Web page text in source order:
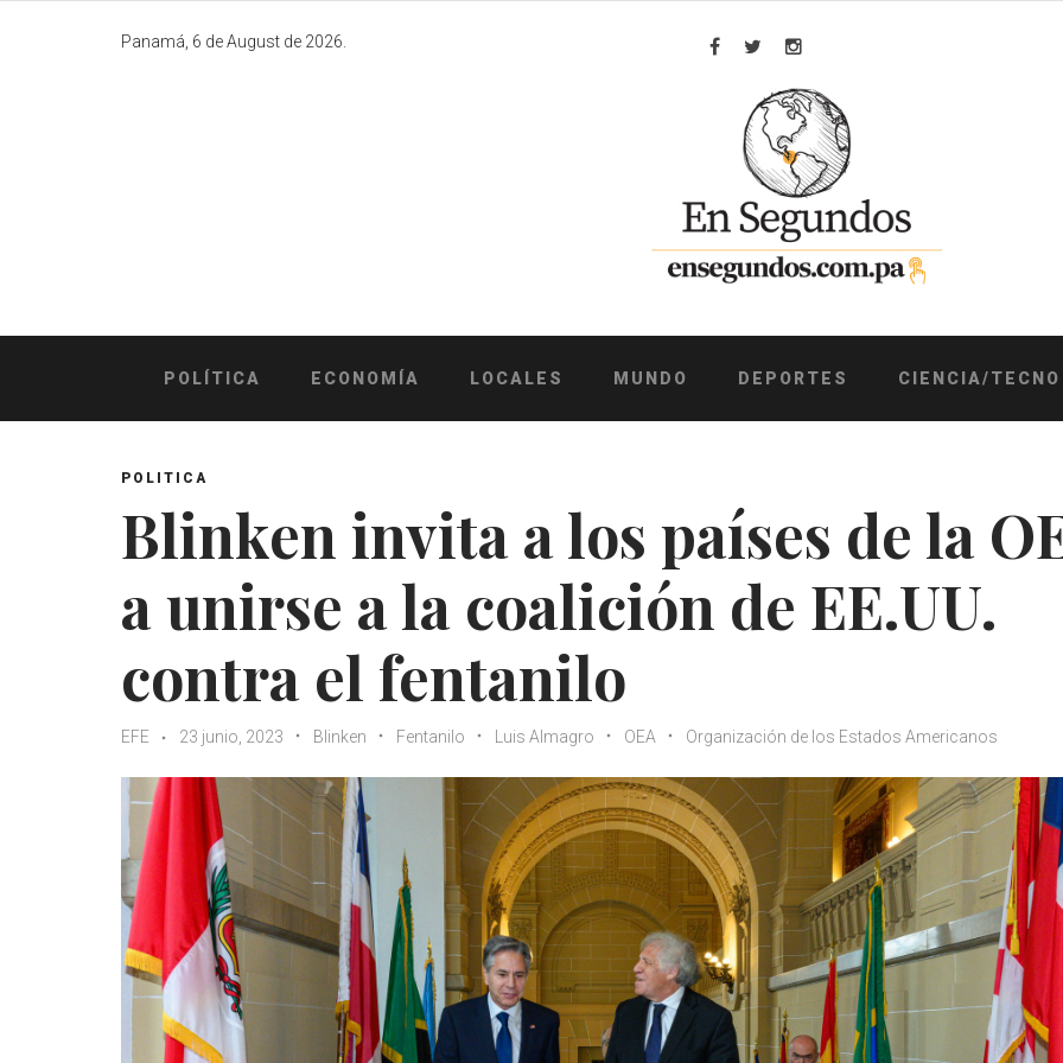
Panamá, 6 de August de 2026.
Facebook
TwitterInstagram
POLÍTICA ECONOMÍA LOCALES MUNDO DEPORTES CIENCIA/TECNO
POLITICA
Blinken invita a los países de la
a unirse a la coalición de EE.UU.
contra el fentanilo
EFE 23 junio, 2023 Blinken Fentanilo Luis Almagro OEA Organización de los Estados Americanos